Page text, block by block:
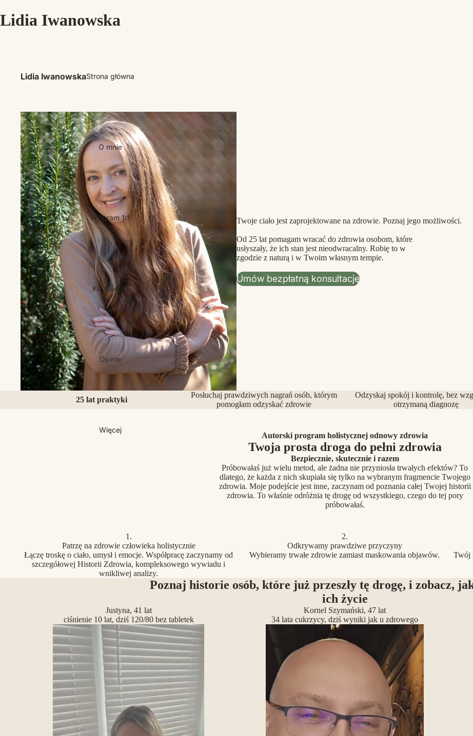
Lidia Iwanowska
Lidia IwanowskaStrona główna
O mnie
Program 1:1
Kurs Serca
Opinie
Więcej
Twoje ciało jest zaprojektowane na zdrowie. Poznaj jego możliwości.
Od 25 lat pomagam wracać do zdrowia osobom, które
usłyszały, że ich stan jest nieodwracalny. Robię to w
zgodzie z naturą i w Twoim własnym tempie.
Umów bezpłatną konsultację
25 lat praktyki
Posłuchaj prawdziwych nagrań osób, którym
pomogłam odzyskać zdrowie
Odzyskaj spokój i kontrolę, bez
otrzymaną diagnozę
Autorski program holistycznej odnowy zdrowia
Twoja prosta droga do pełni zdrowia
Bezpiecznie, skutecznie i razem
Próbowałaś już wielu metod, ale żadna nie przyniosła trwałych efektów? To
dlatego, że każda z nich skupiała się tylko na wybranym fragmencie Twojego
zdrowia. Moje podejście jest inne, zaczynam od poznania całej Twojej historii
zdrowia. To właśnie odróżnia tę drogę od wszystkiego, czego do tej pory
próbowałaś.
1.
Patrzę na zdrowie człowieka holistycznie
Łączę troskę o ciało, umysł i emocje. Współpracę zaczynamy od
szczegółowej Historii Zdrowia, kompleksowego wywiadu i
wnikliwej analizy.
2.
Odkrywamy prawdziwe przyczyny
Wybieramy trwałe zdrowie zamiast maskowania objawów.
Twój
Poznaj historie osób, które już przeszły tę drogę, i zobacz,
ich życie
Justyna, 41 lat
ciśnienie 10 lat, dziś 120/80 bez tabletek
Kornel Szymański, 47 lat
34 lata cukrzycy, dziś wyniki jak u zdrowego